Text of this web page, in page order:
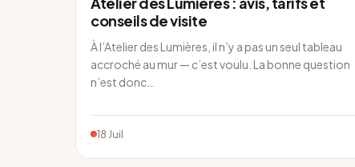
conseils de visite
À l’Atelier des Lumières, il n’y a pas un seul tableau
accroché au mur — c’est voulu. La bonne question
n’est donc…
18 Juil